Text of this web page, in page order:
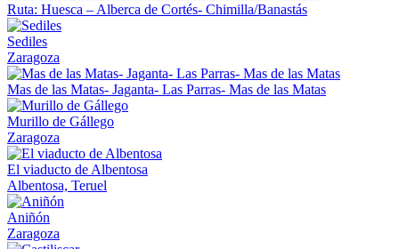
Ruta: Huesca – Alberca de Cortés- Chimilla/Banastás
Sediles
Zaragoza
Mas de las Matas- Jaganta- Las Parras- Mas de las Matas
Murillo de Gállego
Zaragoza
El viaducto de Albentosa
Albentosa, Teruel
Aniñón
Zaragoza